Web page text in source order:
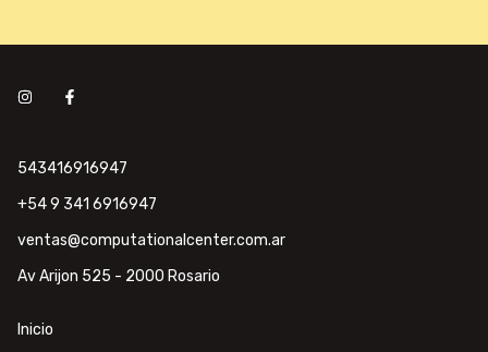
543416916947
+54 9 341 6916947
ventas@computationalcenter.com.ar
Av Arijon 525 - 2000 Rosario
Inicio